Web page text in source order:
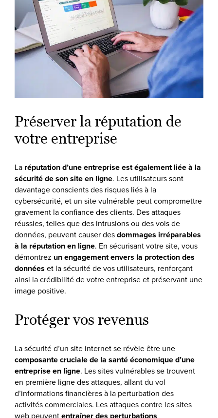
Préserver la réputation de
votre entreprise
La réputation d’une entreprise est également liée à la
sécurité de son site en ligne. Les utilisateurs sont
davantage conscients des risques liés à la
cybersécurité, et un site vulnérable peut compromettre
gravement la confiance des clients. Des attaques
réussies, telles que des intrusions ou des vols de
données, peuvent causer desdommages irréparables
à la réputation en ligne. En sécurisant votre site, vous
démontrez un engagement envers la protection des
données et la sécurité de vos utilisateurs, renforçant
ainsi la crédibilité de votre entreprise et préservant une
image positive.
Protéger vos revenus
La sécurité d’un site internet se révèle être une
composante cruciale de la santé économique d’une
entreprise en ligne. Les sites vulnérables se trouvent
en première ligne des attaques, allant du vol
d’informations financières à la perturbation des
activités commerciales. Les attaques contre les sites
web peuvententraîner des perturbations